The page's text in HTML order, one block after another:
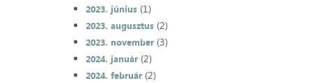
2023. június(1)
2023. augusztus(2)
2023. november(3)
2024. január(2)
2024. február(2)